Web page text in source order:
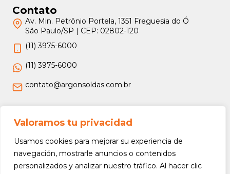
Valoramos tu privacidad
Usamos cookies para mejorar su experiencia de
navegación, mostrarle anuncios o contenidos
personalizados y analizar nuestro tráfico. Al hacer clic
Contato
Av. Min. Petrônio Portela, 1351 Freguesia do Ó
São Paulo/SP | CEP: 02802-120
(11) 3975-6000
(11) 3975-6000
contato@argonsoldas.com.br
Jurídico
Termos e Condições
Política de Privacidade
Política de Devolução e Reembolso